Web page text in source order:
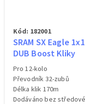
Kód: 182001
SRAM SX Eagle
DUB Boost Kliky
Pro 12-kolo
Převodník 32-zubů
Délka klik 170m
Dodáváno bez